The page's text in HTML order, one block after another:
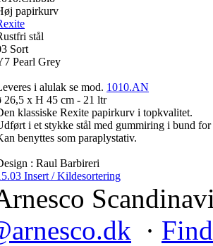
papirkurv
stål
Sort
Pearl Grey
i alulak se mod. 1010.AN
26,5 x H 45 cm - 21 ltr
klassiske Rexite papirkurv i topkvalitet.
i et stykke stål med gummiring i bund
benyttes som paraplystativ.
: Raul Barbireri
Insert / Kildesortering
·